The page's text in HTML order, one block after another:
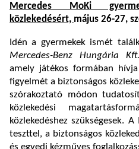
Mercedes MoKi
közlekedésért, május 26-27,
Idén a gyermekek ismét
Mercedes-Benz Hungária Kft.
amely játékos formában
figyelmét a biztonságos
szórakoztató módon
közlekedési
közlekedéshez szükségesek.
teszttel, a biztonságos
és egyedi kézműves